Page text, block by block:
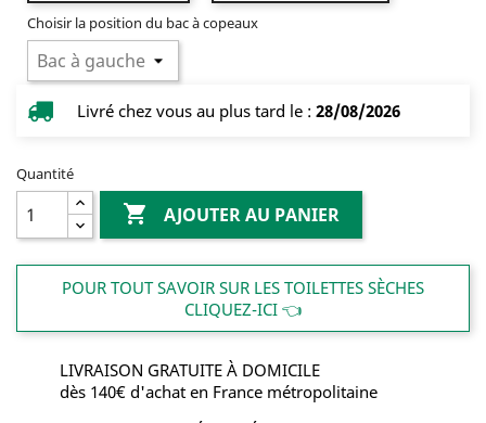
Choisir la position du bac à copeaux
Livré chez vous au plus tard le : 28/08/2026
Quantité
 AJOUTER AU PANIER
POUR TOUT SAVOIR SUR LES TOILETTES SÈCHES
CLIQUEZ-ICI 👈
LIVRAISON GRATUITE À DOMICILE
dès 140€ d'achat en France métropolitaine